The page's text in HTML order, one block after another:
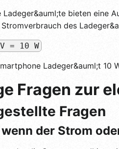
bieten eine
des
= 10 W
Ladeger&auml;t 10
Fragen zur
Fragen
der Strom